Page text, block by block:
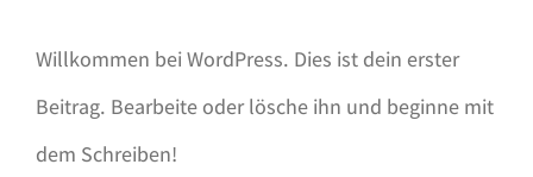
Willkommen bei WordPress. Dies ist dein erster
Beitrag. Bearbeite oder lösche ihn und beginne mit
dem Schreiben!